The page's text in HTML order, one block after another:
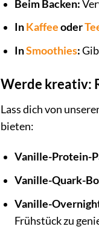
Beim Backen:
InKaffeeoder
InSmoothies:
Werde kreativ:
Lass dich von
bieten:
Vanille-Protein-
Vanille-Quark-
Vanille-
Frühstück zu